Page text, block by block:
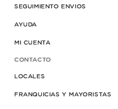
SEGUIMIENTO ENVIOS
AYUDA
MI CUENTA
CONTACTO
LOCALES
FRANQUICIAS Y MAYORISTAS